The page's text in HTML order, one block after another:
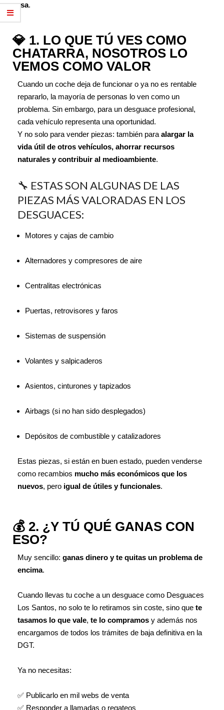
casa.
💎 1. LO QUE TÚ VES COMO
CHATARRA, NOSOTROS LO
VEMOS COMO VALOR
Cuando un coche deja de funcionar o ya no es rentable
repararlo, la mayoría de personas lo ven como un
problema. Sin embargo, para un desguace profesional,
cada vehículo representa una oportunidad.
Y no solo para vender piezas: también para alargar la
vida útil de otros vehículos, ahorrar recursos
naturales y contribuir al medioambiente.
🔧 ESTAS SON ALGUNAS DE LAS
PIEZAS MÁS VALORADAS EN LOS
DESGUACES:
Motores y cajas de cambio
Alternadores y compresores de aire
Centralitas electrónicas
Puertas, retrovisores y faros
Sistemas de suspensión
Volantes y salpicaderos
Asientos, cinturones y tapizados
Airbags (si no han sido desplegados)
Depósitos de combustible y catalizadores
Estas piezas, si están en buen estado, pueden venderse
como recambios mucho más económicos que los
nuevos, pero igual de útiles y funcionales.
💰 2. ¿Y TÚ QUÉ GANAS CON
ESO?
Muy sencillo: ganas dinero y te quitas un problema de
encima.
Cuando llevas tu coche a un desguace como Desguaces
Los Santos, no solo te lo retiramos sin coste, sino que te
tasamos lo que vale, te lo compramos y además nos
encargamos de todos los trámites de baja definitiva en la
DGT.
Ya no necesitas:
✅ Publicarlo en mil webs de venta
✅ Responder a llamadas o regateos